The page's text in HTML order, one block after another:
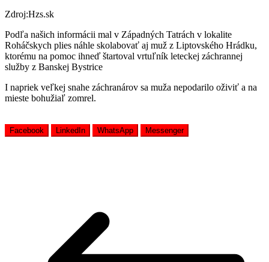
Zdroj:Hzs.sk
Podľa našich informácii mal v Západných Tatrách v lokalite
Roháčskych plies náhle skolabovať aj muž z Liptovského Hrádku,
ktorému na pomoc ihneď štartoval vrtuľník leteckej záchrannej
služby z Banskej Bystrice
I napriek veľkej snahe záchranárov sa muža nepodarilo oživiť a na
mieste bohužiaľ zomrel.
Facebook LinkedIn WhatsApp Messenger